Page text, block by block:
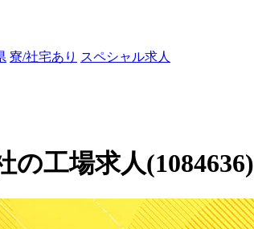
寮/社宅あり スペシャル求人
工場求人(1084636)